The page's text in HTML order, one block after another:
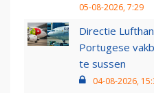
05-08-2026, 7:29
Directie
Portugese
te sussen
04-08-2026,